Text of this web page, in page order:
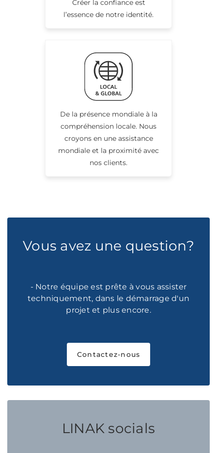
Créer la confiance est
l’essence de notre identité.
De la présence mondiale à la
compréhension locale. Nous
croyons en une assistance
mondiale et la proximité avec
nos clients.
Vous avez une question?
- Notre équipe est prête à vous assister
techniquement, dans le démarrage d'un
projet et plus encore.
Contactez-nous
LINAK socials